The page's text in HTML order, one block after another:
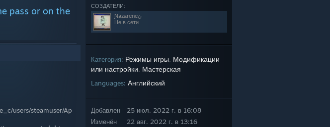
СОЗДАТЕЛИ:
Ɲazareneن
Не в сети
Категория: Режимы игры, Модификации
или настройки, Мастерская
Languages: Английский
Добавлен
Изменён
25 июл. 2022 г. в 16:08
22 авг. 2022 г. в 13:16
pass or on the
users/steamuser/Ap